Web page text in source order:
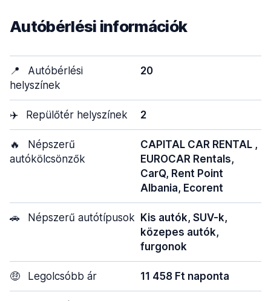
Autóbérlési információk
📍
Autóbérlési
helyszínek
20
✈️ Repülőtér helyszínek 2
🔥
Népszerű
autókölcsönzők
CAPITAL CAR RENTAL ,
EUROCAR Rentals,
CarQ, Rent Point
Albania, Ecorent
🚗 Népszerű autótípusok
Kis autók, SUV-k,
közepes autók,
furgonok
🤑 Legolcsóbb ár 11 458 Ft naponta